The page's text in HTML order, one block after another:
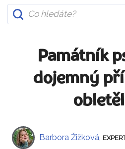
Památník
dojemný
Barbora Žižková